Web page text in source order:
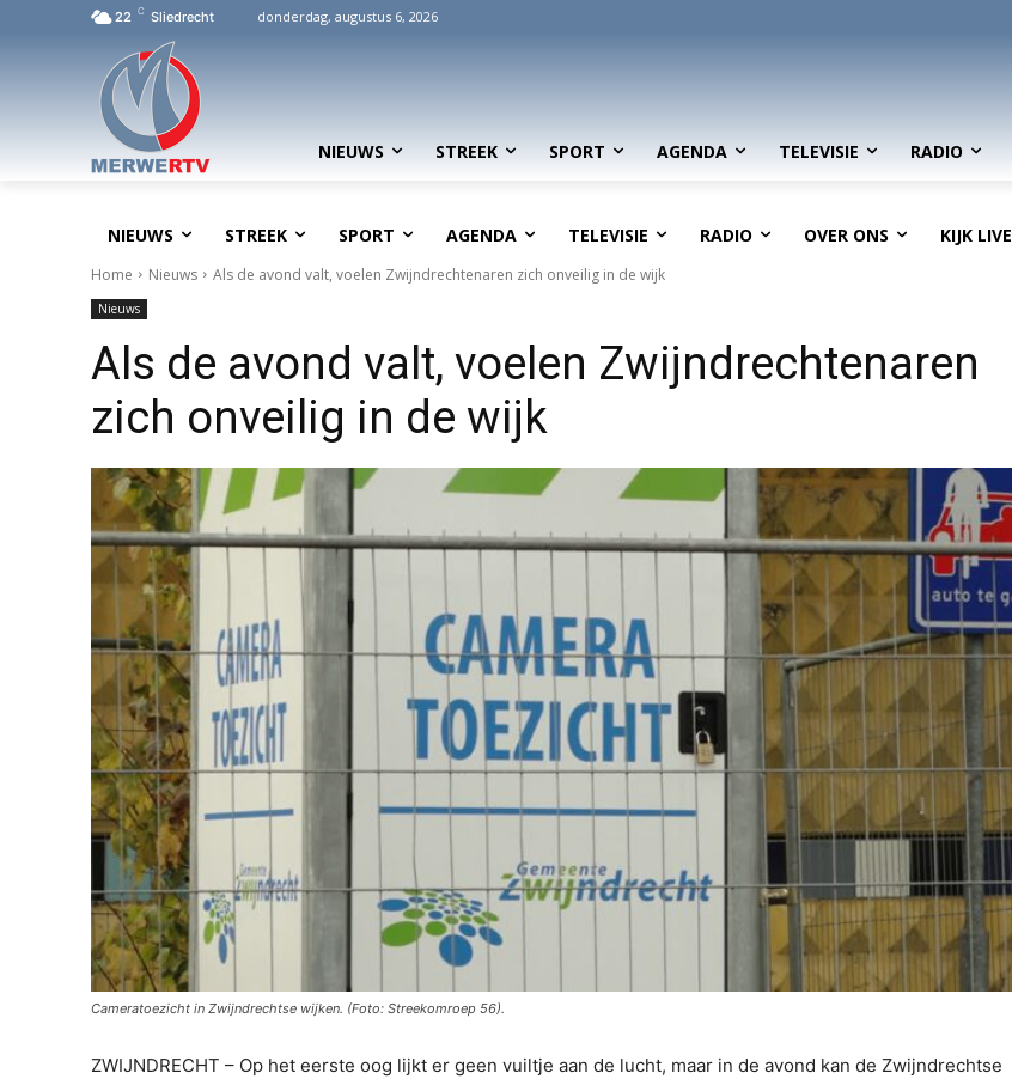
22 C Sliedrecht donderdag, augustus 6, 2026
NIEUWS STREEK SPORT AGENDA TELEVISIE RADIO
NIEUWS STREEK SPORT AGENDA TELEVISIE RADIO OVER ONS KIJK LIVE
Home Nieuws Als de avond valt, voelen Zwijndrechtenaren zich onveilig in de wijk
Nieuws
Als de avond valt, voelen Zwijndrechtenaren
zich onveilig in de wijk
Cameratoezicht in Zwijndrechtse wijken. (Foto: Streekomroep 56).
ZWIJNDRECHT – Op het eerste oog lijkt er geen vuiltje aan de lucht, maar in de avond kan de Zwijndrechtse